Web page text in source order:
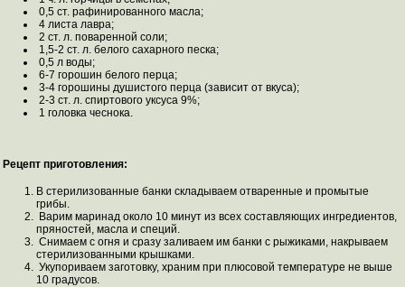
0,5 ст. рафинированного масла;
4 листа лавра;
2 ст. л. поваренной соли;
1,5-2 ст. л. белого сахарного песка;
0,5 л воды;
6-7 горошин белого перца;
3-4 горошины душистого перца (зависит от вкуса);
2-3 ст. л. спиртового уксуса 9%;
1 головка чеснока.
Рецепт приготовления:
В стерилизованные банки складываем отваренные и промытые
грибы.
Варим маринад около 10 минут из всех составляющих ингредиентов,
пряностей, масла и специй.
Снимаем с огня и сразу заливаем им банки с рыжиками, накрываем
стерилизованными крышками.
Укупориваем заготовку, храним при плюсовой температуре не выше
10 градусов.